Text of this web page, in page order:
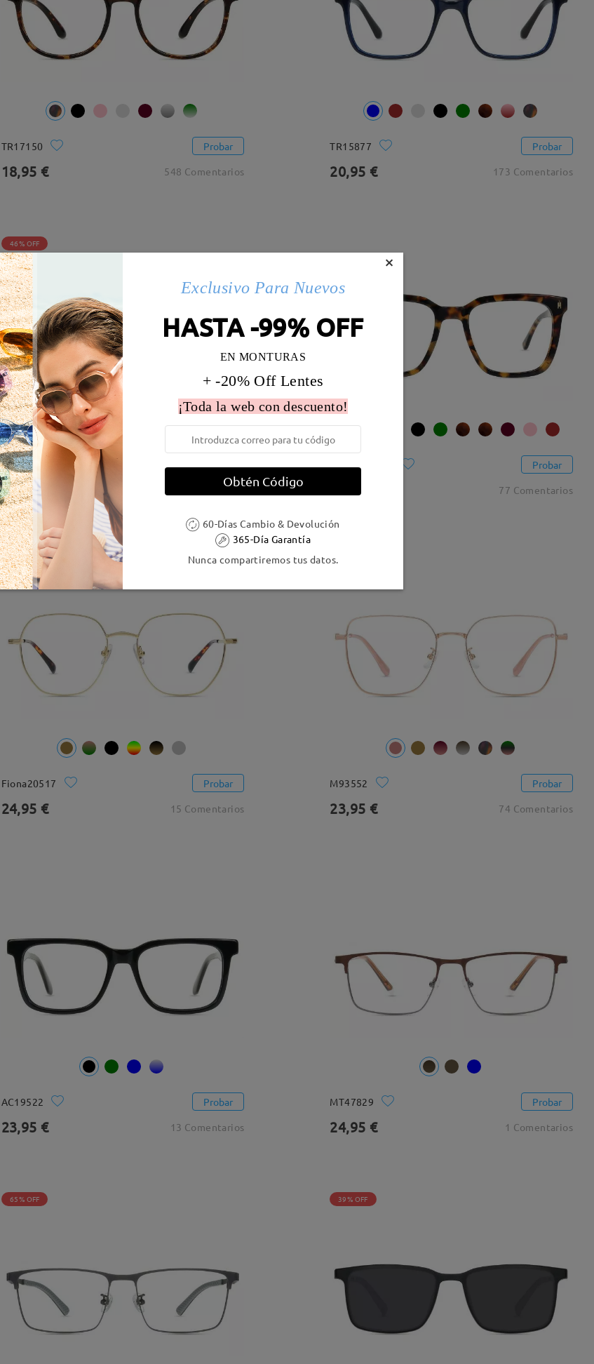
TR17150 Probar
18,95 € 548 Comentarios
TR15877 Probar
20,95 € 173 Comentarios
46% OFF
TR55132 Probar
12,95 € 23,95 € 41 Comentarios
Lindsay20516 Probar
27,95 € 77 Comentarios
Fiona20517 Probar
24,95 € 15 Comentarios
M93552 Probar
23,95 € 74 Comentarios
AC19522 Probar
23,95 € 13 Comentarios
MT47829 Probar
24,95 € 1 Comentarios
65% OFF 39% OFF
×
Exclusivo Para Nuevos
HASTA -99% OFF
EN MONTURAS
+ -20% Off Lentes
¡Toda la web con descuento!
Obtén Código
60-Días Cambio & Devolución
365-Día Garantía
Nunca compartiremos tus datos.